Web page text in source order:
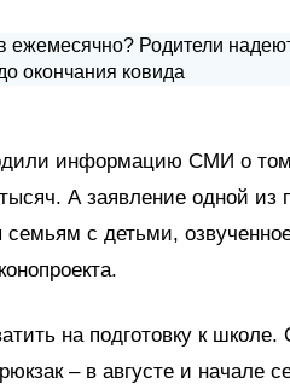
информацию СМИ о
А заявление одной из
с детьми,
на подготовку к
– в августе и начале